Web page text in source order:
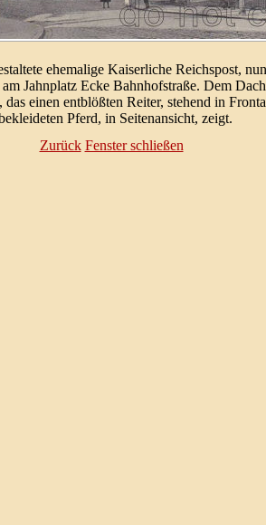
ehema­lige Kaiser­liche Reichs­post,
Jahn­platz Ecke Bahn­hof­straße. Dem
einen ent­blöß­ten Reiter, stehend in
Pferd, in Seiten­ansicht, zeigt.
Zurück Fenster schließen